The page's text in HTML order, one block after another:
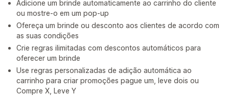
Adicione um brinde automaticamente ao carrinho do cliente
ou mostre-o em um pop-up
Ofereça um brinde ou desconto aos clientes de acordo com
as suas condições
Crie regras ilimitadas com descontos automáticos para
oferecer um brinde
Use regras personalizadas de adição automática ao
carrinho para criar promoções pague um, leve dois ou
Compre X, Leve Y